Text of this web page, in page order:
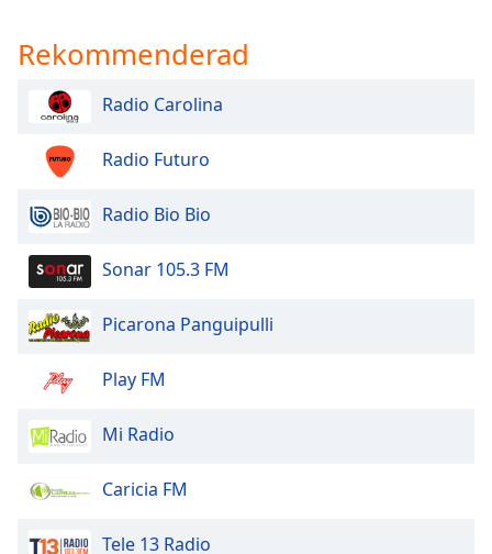
Background
Opacity
Font
Edge
Style
Family
Reset
Rekommenderad
Radio Carolina
Radio Futuro
Radio Bio Bio
Sonar 105.3 FM
Picarona Panguipulli
Play FM
Mi Radio
Caricia FM
Tele 13 Radio